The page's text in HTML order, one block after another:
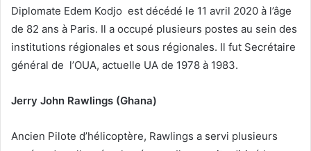
Diplomate Edem Kodjo est décédé le 11 avril 2020 à l’âge
de 82 ans à Paris. Il a occupé plusieurs postes au sein des
institutions régionales et sous régionales. Il fut Secrétaire
général de l’OUA, actuelle UA de 1978 à 1983.
Jerry John Rawlings (Ghana)
Ancien Pilote d’hélicoptère, Rawlings a servi plusieurs